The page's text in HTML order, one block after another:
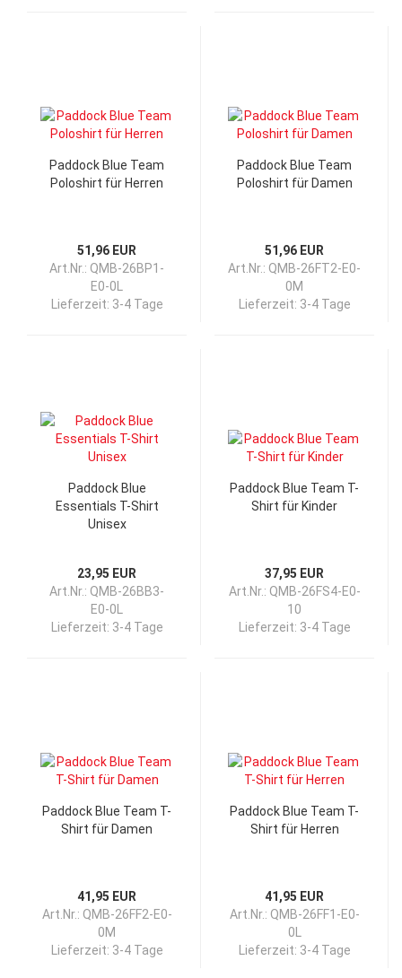
Paddock Blue Team
Poloshirt für Herren
51,96 EUR
Art.Nr.: QMB-26BP1-
E0-0L
Lieferzeit: 3-4 Tage
Paddock Blue Team
Poloshirt für Damen
51,96 EUR
Art.Nr.: QMB-26FT2-E0-
0M
Lieferzeit: 3-4 Tage
Paddock Blue
Essentials T-Shirt
Unisex
23,95 EUR
Art.Nr.: QMB-26BB3-
E0-0L
Lieferzeit: 3-4 Tage
Paddock Blue Team T-
Shirt für Kinder
37,95 EUR
Art.Nr.: QMB-26FS4-E0-
10
Lieferzeit: 3-4 Tage
Paddock Blue Team T-
Shirt für Damen
41,95 EUR
Art.Nr.: QMB-26FF2-E0-
0M
Lieferzeit: 3-4 Tage
Paddock Blue Team T-
Shirt für Herren
41,95 EUR
Art.Nr.: QMB-26FF1-E0-
0L
Lieferzeit: 3-4 Tage